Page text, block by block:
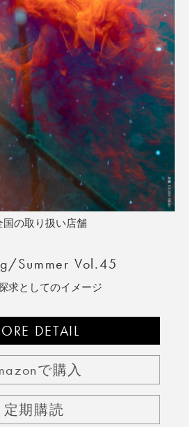
国の取り扱い店舗
Summer Vol.45
求としてのイメージ
DETAIL
で購入
定期購読